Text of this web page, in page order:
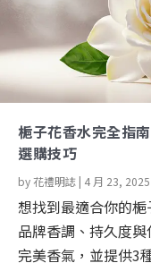
梔子花香水完全指
選購技巧
by花禮明誌 | 4 月 23, 2025
想找到最適合你的
品牌香調、持久度
完美香氣，並提供3